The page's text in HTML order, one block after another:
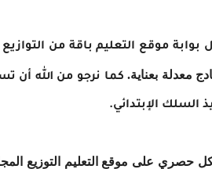
موقع التعليم باقة من التوازيع
معدلة بعناية.كما نرجو من الله أن
السلك الإبتدائي.
على موقع التعليم التوزيع